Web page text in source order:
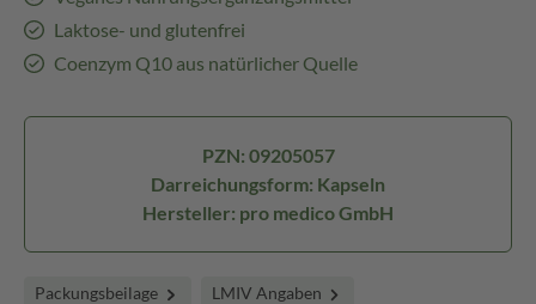
Laktose- und glutenfrei
Coenzym Q10 aus natürlicher Quelle
PZN: 09205057
Darreichungsform: Kapseln
Hersteller: pro medico GmbH
Packungsbeilage LMIV Angaben